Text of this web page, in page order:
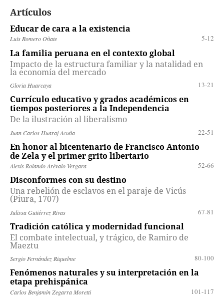
Artículos
Educar de cara a la existencia
Luis Romero Oñate 5-12
La familia peruana en el contexto global
Impacto de la estructura familiar y la natalidad en
la economía del mercado
Gloria Huarcaya 13-21
Currículo educativo y grados académicos en
tiempos posteriores a la Independencia
De la ilustración al liberalismo
Juan Carlos Huaraj Acuña 22-51
En honor al bicentenario de Francisco Antonio
de Zela y el primer grito libertario
Alexis Rolando Arévalo Vergara 52-66
Disconformes con su destino
Una rebelión de esclavos en el paraje de Vicús
(Piura, 1707)
Julissa Gutiérrez Rivas 67-81
Tradición católica y modernidad funcional
El combate intelectual, y trágico, de Ramiro de
Maeztu
Sergio Fernández Riquelme 80-100
Fenómenos naturales y su interpretación en la
etapa prehispánica
Carlos Benjamín Zegarra Moretti 101-117